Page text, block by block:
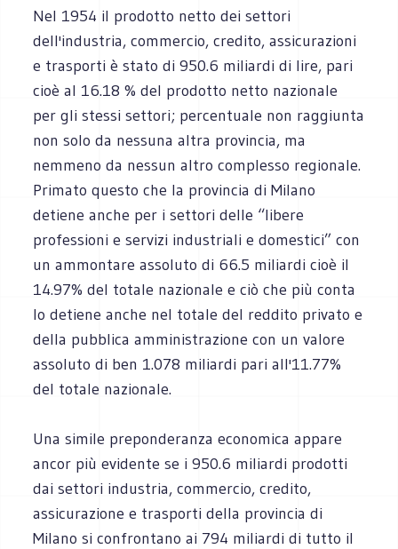
Nel 1954 il prodotto netto dei settori
dell'industria, commercio, credito, assicurazioni
e trasporti è stato di 950.6 miliardi di lire, pari
cioè al 16.18 % del prodotto netto nazionale
per gli stessi settori; percentuale non raggiunta
non solo da nessuna altra provincia, ma
nemmeno da nessun altro complesso regionale.
Primato questo che la provincia di Milano
detiene anche per i settori delle “libere
professioni e servizi industriali e domestici” con
un ammontare assoluto di 66.5 miliardi cioè il
14.97% del totale nazionale e ciò che più conta
lo detiene anche nel totale del reddito privato e
della pubblica amministrazione con un valore
assoluto di ben 1.078 miliardi pari all'11.77%
del totale nazionale.
Una simile preponderanza economica appare
ancor più evidente se i 950.6 miliardi prodotti
dai settori industria, commercio, credito,
assicurazione e trasporti della provincia di
Milano si confrontano ai 794 miliardi di tutto il